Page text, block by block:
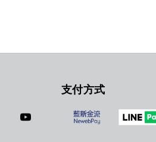
支付方式